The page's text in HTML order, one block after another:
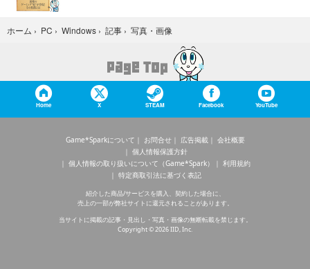
ホーム › PC › Windows › 記事 › 写真・画像
Home X STEAM Facebook YouTube
Game*Sparkについて お問合せ 広告掲載
会社概要
個人情報保護方針
個人情報の取り扱いについて（Game*Spark）
利用規約
特定商取引法に基づく表記
紹介した商品/サービスを購入、契約した場合に、
売上の一部が弊社サイトに還元されることがあります。
当サイトに掲載の記事・見出し・写真・画像の無断転載を禁じます。
Copyright © 2026 IID, Inc.